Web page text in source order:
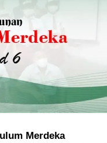
Merdeka